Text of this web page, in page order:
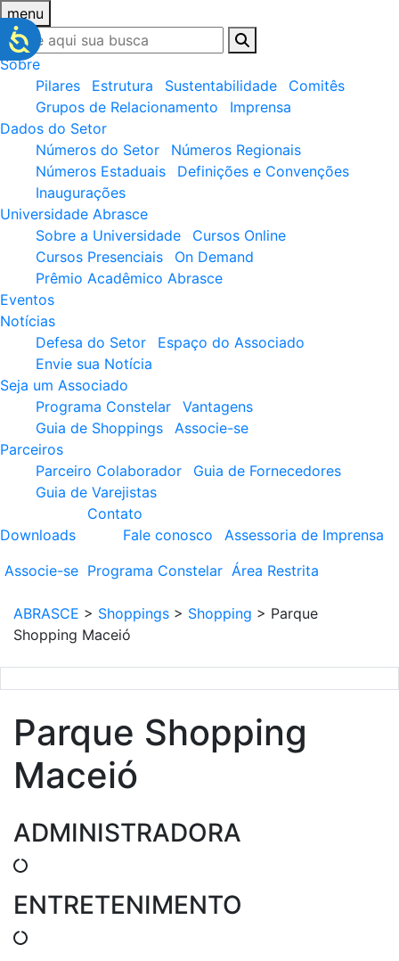
menu
Sobre
Pilares
Estrutura Sustentabilidade
Comitês
Grupos de Relacionamento
Imprensa
Dados do Setor
Números do Setor
Números Regionais
Números Estaduais
Definições e Convenções
Inaugurações
Universidade Abrasce
Sobre a Universidade
Cursos Online
Cursos Presenciais
On Demand
Prêmio Acadêmico Abrasce
Eventos
Notícias
Defesa do Setor
Espaço do Associado
Envie sua Notícia
Seja um Associado
Programa Constelar
Vantagens
Guia de Shoppings
Associe-se
Parceiros
Parceiro Colaborador
Guia de Fornecedores
Guia de Varejistas
Downloads
Contato
Fale conosco
Assessoria de Imprensa
Associe-se Programa Constelar Área Restrita
ABRASCE > Shoppings > Shopping > Parque
Shopping Maceió
Parque Shopping
Maceió
ADMINISTRADORA
ENTRETENIMENTO